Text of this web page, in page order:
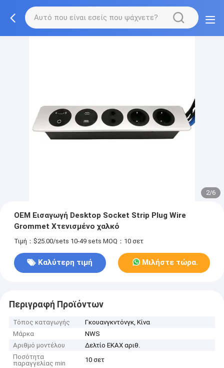
2/6
OEM Εισαγωγή Desktop Socket Strip Plug Wire
Grommet Χτενισμένο χαλκό
Τιμή：$25.00/sets 10-49 sets MOQ：10 σετ
Καλύτερη τιμή Μιλήστε τώρα.
Περιγραφή Προϊόντων
Τόπος καταγωγής
Γκουανγκντόνγκ, Κίνα
Μάρκα
NWS
Αριθμό μοντέλου
Δελτίο ΕΚΑΧ αριθ.
Ποσότητα
παραγγελίας min
10 σετ